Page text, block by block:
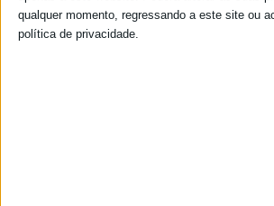
qualquer momento, regressando a este site ou
política de privacidade.